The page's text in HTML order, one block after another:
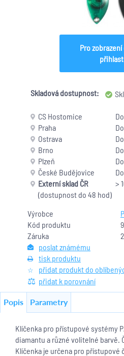
Výrobce
Kód produktu
Záruka
poslat známému
tisk produktu
přidat produkt do
přidat k porovnání
Pro
Skladová dostupnost:
CS Hostomice
Praha
Ostrava
Brno
Plzeň
České Budějovice
Externí sklad ČR
(dostupnost do 48 hod)
>
Popis Parametry
Klíčenka pro přístupové systémy
diamantu a různé volitelné barvě.
Klíčenka je určena pro přístupové